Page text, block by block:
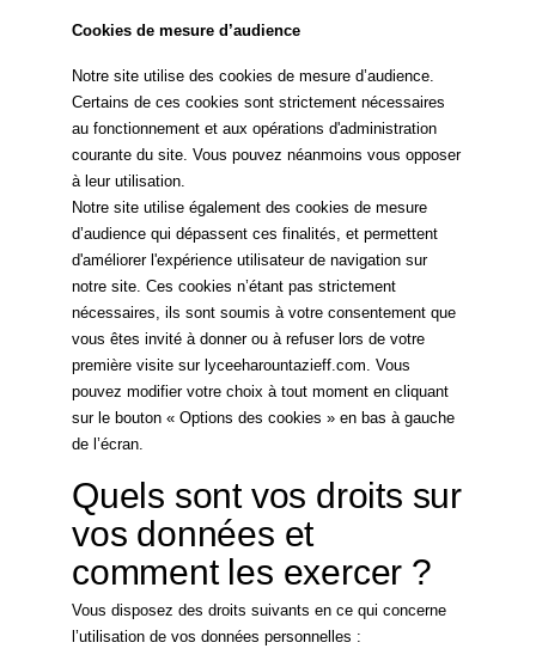
Cookies de mesure d’audience
Notre site utilise des cookies de mesure d’audience.
Certains de ces cookies sont strictement nécessaires
au fonctionnement et aux opérations d'administration
courante du site. Vous pouvez néanmoins vous opposer
à leur utilisation.
Notre site utilise également des cookies de mesure
d’audience qui dépassent ces finalités, et permettent
d'améliorer l'expérience utilisateur de navigation sur
notre site. Ces cookies n’étant pas strictement
nécessaires, ils sont soumis à votre consentement que
vous êtes invité à donner ou à refuser lors de votre
première visite sur lyceeharountazieff.com. Vous
pouvez modifier votre choix à tout moment en cliquant
sur le bouton « Options des cookies » en bas à gauche
de l’écran.
Quels sont vos droits sur
vos données et
comment les exercer ?
Vous disposez des droits suivants en ce qui concerne
l’utilisation de vos données personnelles :